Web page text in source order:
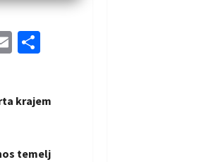
Email
krajem
temelj